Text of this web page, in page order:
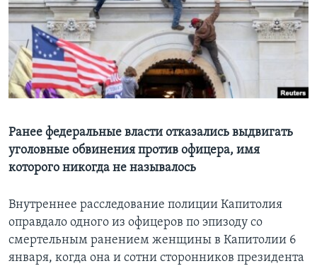
Learning English
СОЦИАЛЬНЫЕ СЕТИ
Языки
Ранее федеральные власти отказались выдвигать
уголовные обвинения против офицера, имя
которого никогда не называлось
Внутреннее расследование полиции Капитолия
оправдало одного из офицеров по эпизоду со
смертельным ранением женщины в Капитолии 6
января, когда она и сотни сторонников президента